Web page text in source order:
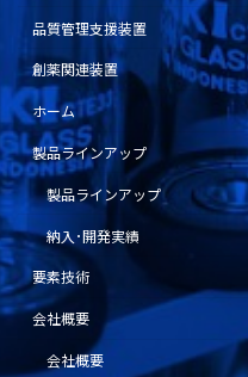
品質管理支援装置
創薬関連装置
ホーム
製品ラインアップ
製品ラインアップ
納入･開発実績
要素技術
会社概要
会社概要